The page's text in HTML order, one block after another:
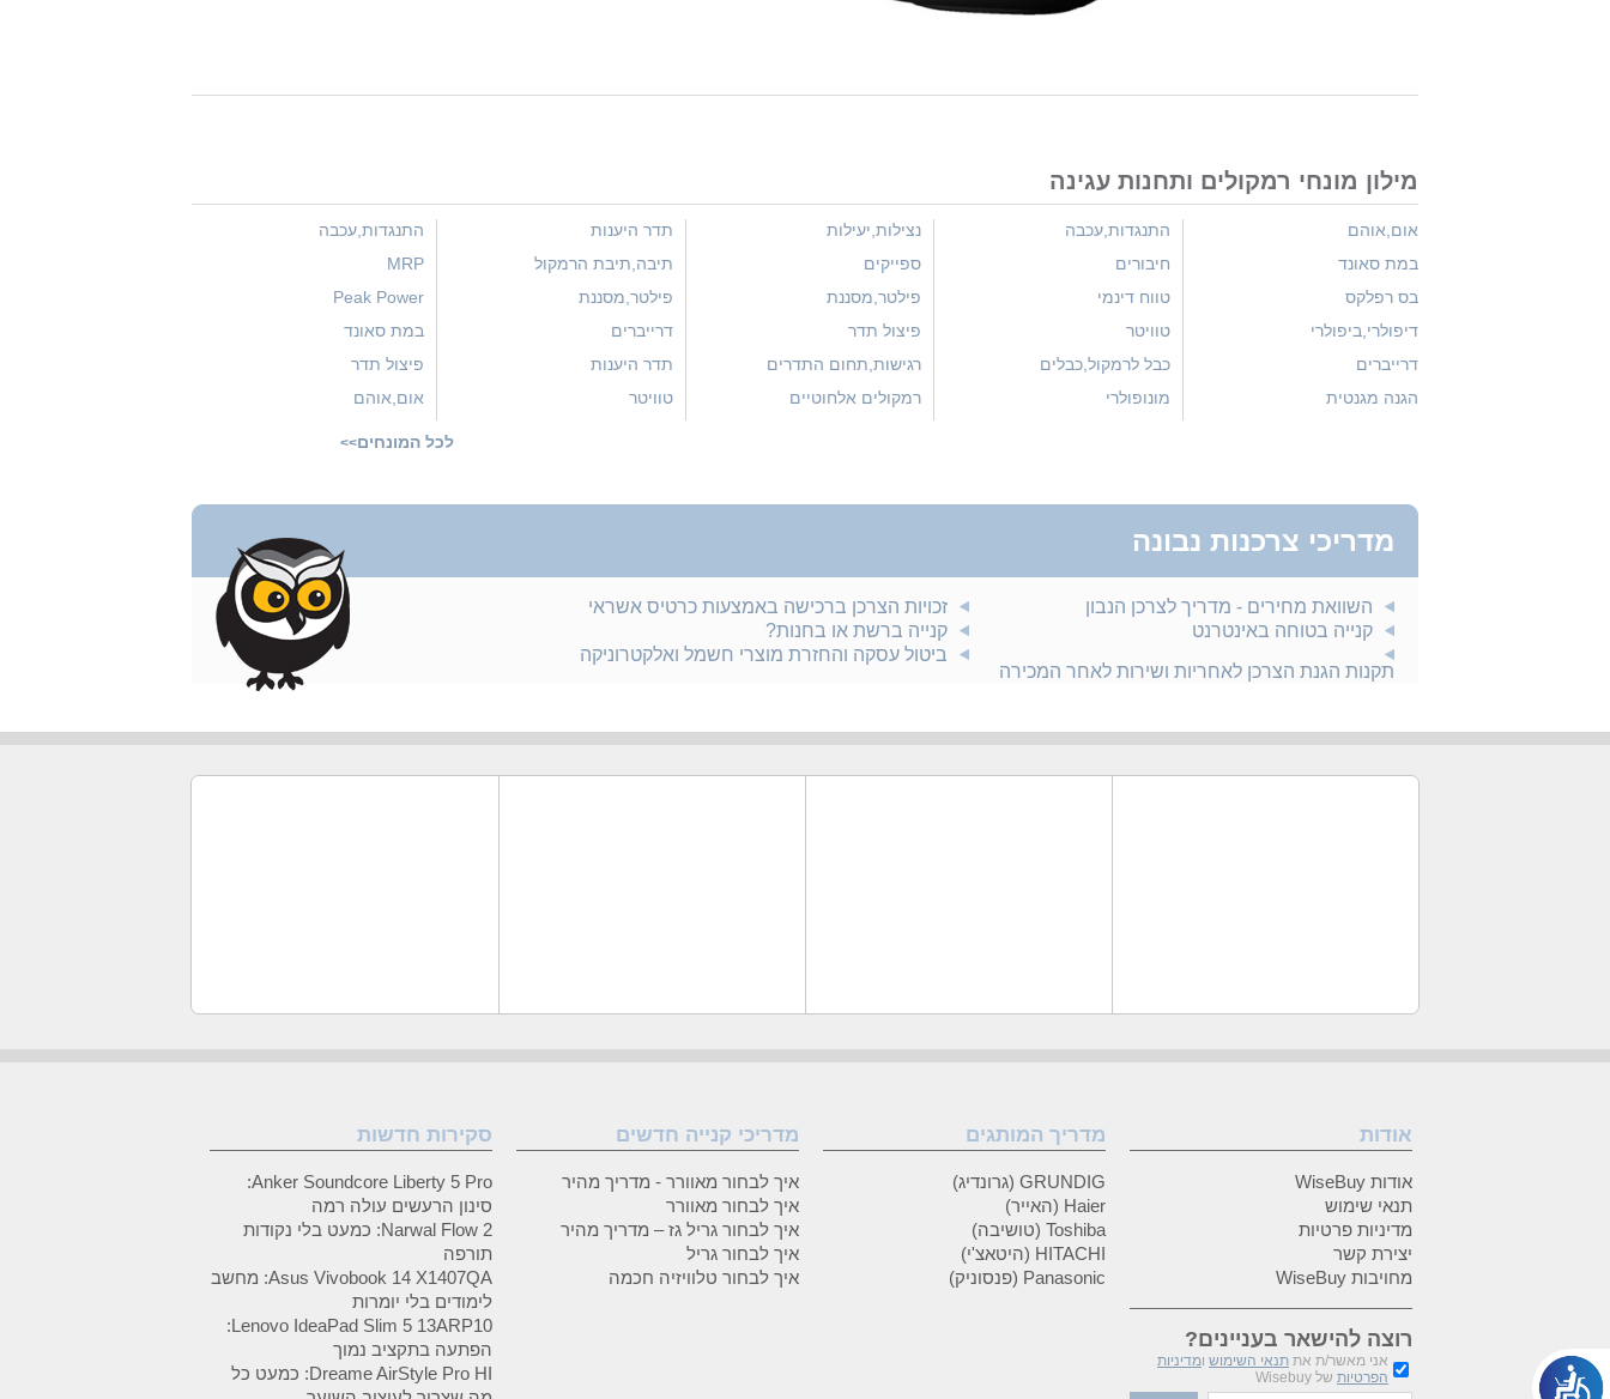
מילון מונחי רמקולים ותחנות עגינה
אום,אוהם
במת סאונד
בס רפלקס
דיפולרי,ביפולרי
דרייברים
הגנה מגנטית
התנגדות,עכבה
חיבורים
טווח דינמי
טוויטר
כבל לרמקול,כבלים
מונופולרי
נצילות,יעילות
ספייקים
פילטר,מסננת
פיצול תדר
רגישות,תחום התדרים
רמקולים אלחוטיים
תדר היענות
תיבה,תיבת הרמקול
פילטר,מסננת
דרייברים
תדר היענות
טוויטר
התנגדות,עכבה
MRP
Peak Power
במת סאונד
פיצול תדר
אום,אוהם
לכל המונחים>>
מדריכי צרכנות נבונה
השוואת מחירים - מדריך לצרכן הנבון
קנייה בטוחה באינטרנט
תקנות הגנת הצרכן לאחריות ושירות לאחר המכירה
זכויות הצרכן ברכישה באמצעות כרטיס אשראי
קנייה ברשת או בחנות?
ביטול עסקה והחזרת מוצרי חשמל ואלקטרוניקה
אודות
אודות WiseBuy
תנאי שימוש
מדיניות פרטיות
יצירת קשר
מחויבות WiseBuy
רוצה להישאר בעניינים?
אני מאשר/ת את תנאי השימוש ומדיניות
הפרטיות של Wisebuy
מדריך המותגים
GRUNDIG (גרונדיג)
Haier (האייר)
Toshiba (טושיבה)
HITACHI (היטאצ'י)
Panasonic (פנסוניק)
מדריכי קנייה חדשים
איך לבחור מאוורר - מדריך מהיר
איך לבחור מאוורר
איך לבחור גריל גז – מדריך מהיר
איך לבחור גריל
איך לבחור טלוויזיה חכמה
סקירות חדשות
Anker Soundcore Liberty 5 Pro:
סינון הרעשים עולה רמה
Narwal Flow 2: כמעט בלי נקודות
תורפה
Asus Vivobook 14 X1407QA: מחשב
לימודים בלי יומרות
Lenovo IdeaPad Slim 5 13ARP10:
הפתעה בתקציב נמוך
Dreame AirStyle Pro HI: כמעט כל